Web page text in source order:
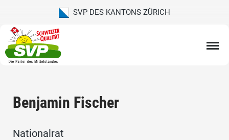
SVP DES KANTONS ZÜRICH
Benjamin Fischer
Nationalrat